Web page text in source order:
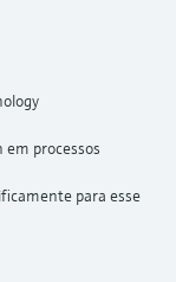
processos
para esse
para combustíveis